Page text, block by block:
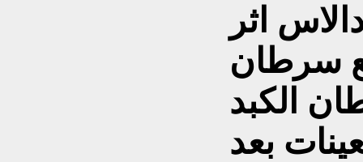
اثر
سرطان
الكبد
بعد